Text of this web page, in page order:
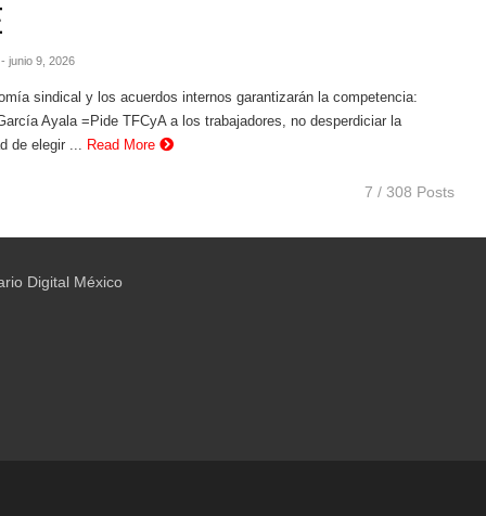
- junio 9, 2026
sindical y los acuerdos internos garantizarán la competencia:
Ayala =Pide TFCyA a los trabajadores, no desperdiciar la
de elegir ... Read More
7 / 308 Posts
Digital México